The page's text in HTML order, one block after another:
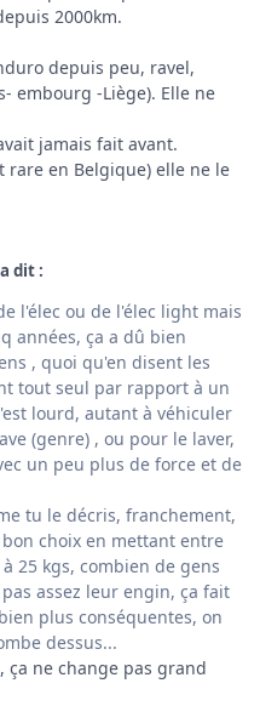
2000km.
depuis peu, ravel,
embourg -Liège). Elle ne
jamais fait avant.
rare en Belgique) elle ne le
dit :
l'élec ou de l'élec light mais
années, ça a dû bien
, quoi qu'en disent les
tout seul par rapport à un
lourd, autant à véhiculer
(genre) , ou pour le laver,
un peu plus de force et de
tu le décris, franchement,
choix en mettant entre
25 kgs, combien de gens
assez leur engin, ça fait
plus conséquentes, on
dessus...
ça ne change pas grand